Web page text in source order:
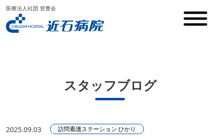
医療法人社団 登豊会
スタッフブログ
2025.09.03 訪問看護ステーション ひかり